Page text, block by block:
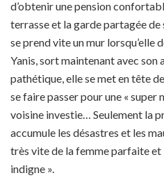
d’obtenir une pension
terrasse et la garde partagée de
se prend vite un mur lorsqu’elle
Yanis, sort maintenant avec son
pathétique, elle se met en tête
se faire passer pour une « super
voisine investie… Seulement la
accumule les désastres et les
très vite de la femme parfaite et
indigne ».